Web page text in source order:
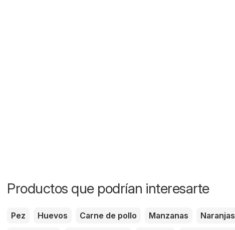
Productos que podrían interesarte
Pez Huevos Carne de pollo Manzanas Naranjas